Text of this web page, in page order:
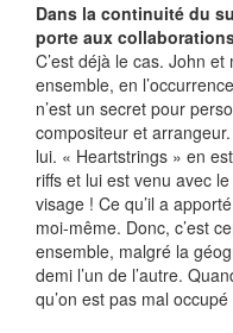
Dans la continuité du
porte aux
C’est déjà le cas. John
ensemble, en
n’est un secret pour
compositeur et
lui. « Heartstrings » en
riffs et lui est venu avec
visage ! Ce qu’il a
moi-même. Donc, c’est
ensemble, malgré la
demi l’un de l’autre.
qu’on est pas mal